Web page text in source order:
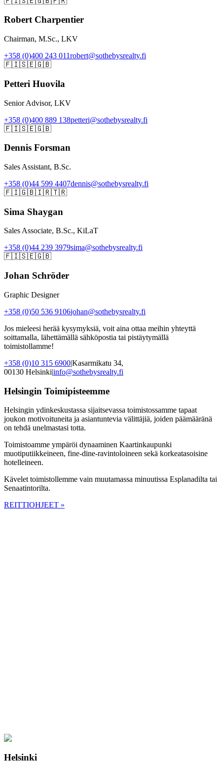
Robert Charpentier
Chairman, M.Sc., LKV
+358 (0)400 243 011robert@sothebysrealty.fi
🇫🇮🇸🇪🇬🇧
Petteri Huovila
Senior Advisor, LKV
+358 (0)400 889 138petteri@sothebysrealty.fi
🇫🇮🇸🇪🇬🇧
Dennis Forsman
Sales Assistant, B.Sc.
+358 (0)44 599 4407dennis@sothebysrealty.fi
🇫🇮🇬🇧🇮🇷🇹🇷
Sima Shaygan
Sales Associate, B.Sc., KiLaT
+358 (0)44 239 3979sima@sothebysrealty.fi
🇫🇮🇸🇪🇬🇧
Johan Schröder
Graphic Designer
+358 (0)50 536 9106johan@sothebysrealty.fi
Jos mieleesi herää kysymyksiä, voit aina ottaa meihin yhteyttä
soittamalla, lähettämällä sähköpostia tai pistäytymällä
toimistollamme!
+358 (0)10 315 6900|Kasarmikatu 34,
00130 Helsinki|info@sothebysrealty.fi
Helsingin Toimipisteemme
Helsingin ydinkeskustassa sijaitsevassa toimistossamme tapaat
joukon motivoituneita ja asiantuntevia välittäjiä, joiden päämääränä
on tehdä unelmastasi totta.
Toimistoamme ympäröi dynaaminen Kaartinkaupunki
muotiputiikkeineen, fine-dine-ravintoloineen sekä korkeatasoisine
hotelleineen.
Kävelet toimistollemme vain muutamassa minuutissa Esplanadilta tai
Senaatintorilta.
REITTIOHJEET »
Helsinki